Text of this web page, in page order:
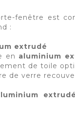
fenêtre est
:
extrudé
en aluminium
de toile
de verre
extrudé